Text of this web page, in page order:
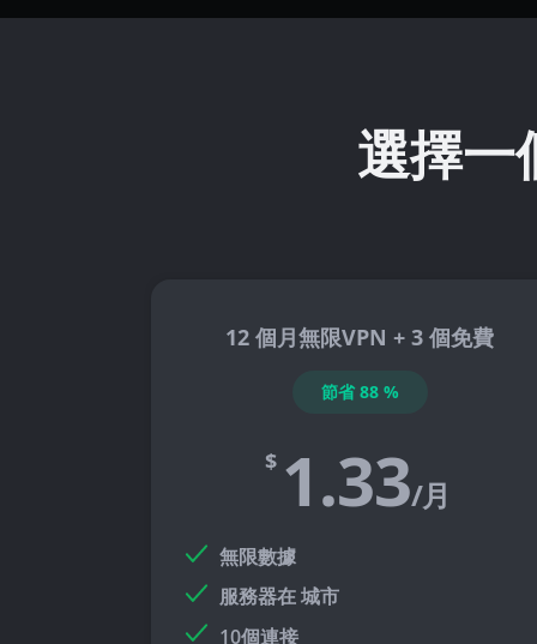
選擇一
12 個月無限VPN + 3 個免費
節省88 %
$ 1.33/月
無限數據
服務器在城市
10個連接